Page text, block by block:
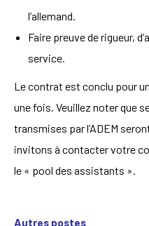
l’allemand.
Faire preuve de rigueur,
service.
Le contrat est conclu pour
une fois. Veuillez noter que
transmises par l’ADEM
invitons à contacter votre
le « pool des assistants ».
Autres postes